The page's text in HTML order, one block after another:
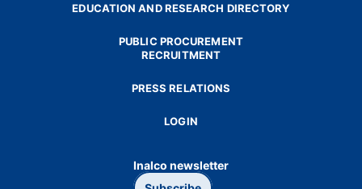
EDUCATION AND RESEARCH DIRECTORY
PUBLIC PROCUREMENT
RECRUITMENT
PRESS RELATIONS
LOGIN
Inalco newsletter